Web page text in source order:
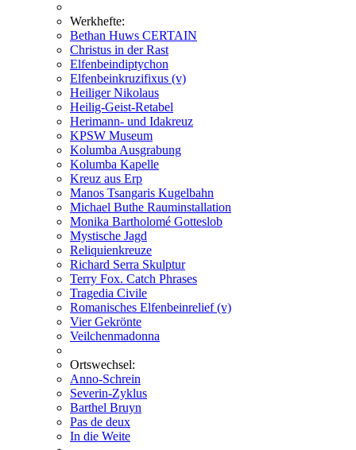
Werkhefte:
Bethan Huws CERTAIN
Christus in der Rast
Elfenbeindiptychon
Elfenbeinkruzifixus (v)
Heiliger Nikolaus
Heilig-Geist-Retabel
Herimann- und Idakreuz
KPSW Museum
Kolumba Ausgrabung
Kolumba Kapelle
Kreuz aus Erp
Manos Tsangaris Kugelbahn
Michael Buthe Rauminstallation
Monika Bartholomé Gotteslob
Mystische Jagd
Reliquienkreuze
Richard Serra Skulptur
Terry Fox. Catch Phrases
Tragedia Civile
Romanisches Elfenbeinrelief (v)
Vier Gekrönte
Veilchenmadonna
Ortswechsel:
Anno-Schrein
Severin-Zyklus
Barthel Bruyn
Pas de deux
In die Weite